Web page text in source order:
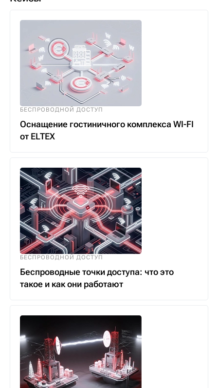
БЕСПРОВОДНОЙ ДОСТУП
Оснащение гостиничного комплекса WI-FI
от ELTEX
БЕСПРОВОДНОЙ ДОСТУП
Беспроводные точки доступа: что это
такое и как они работают